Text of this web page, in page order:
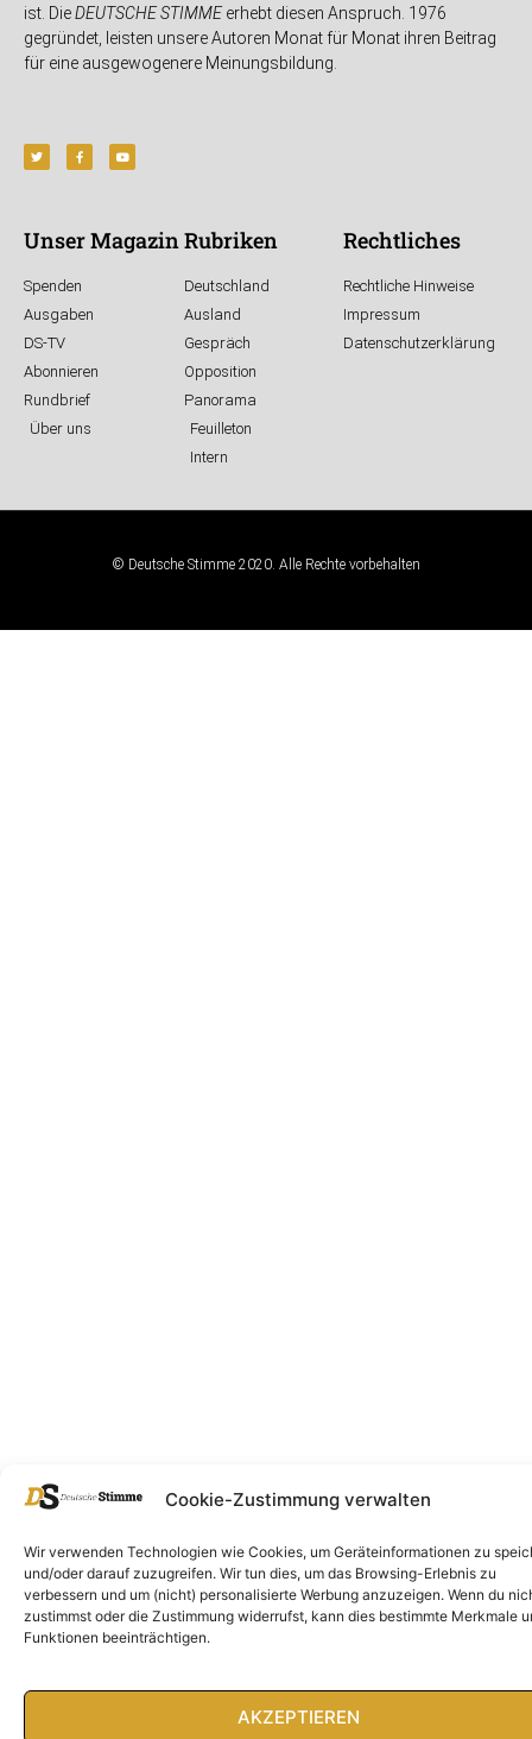
Cookie-Zustimmung verwalten
Wir verwenden Technologien wie Cookies, um Geräteinformationen zu
und/oder darauf zuzugreifen. Wir tun dies, um das Browsing-Erlebnis zu
verbessern und um (nicht) personalisierte Werbung anzuzeigen. Wenn du
zustimmst oder die Zustimmung widerrufst, kann dies bestimmte Merkmale
Funktionen beeinträchtigen.
AKZEPTIEREN
ist. DieDEUTSCHE STIMMEerhebt diesen Anspruch. 1976
gegründet, leisten unsere Autoren Monat für Monat ihren Beitrag
für eine ausgewogenere Meinungsbildung.
Unser Magazin
Spenden
Ausgaben
DS-TV
Abonnieren
Rundbrief
Über uns
Rubriken
Deutschland
Ausland
Gespräch
Opposition
Panorama
Feuilleton
Intern
Rechtliches
Rechtliche Hinweise
Impressum
Datenschutzerklärung
© Deutsche Stimme 2020. Alle Rechte vorbehalten